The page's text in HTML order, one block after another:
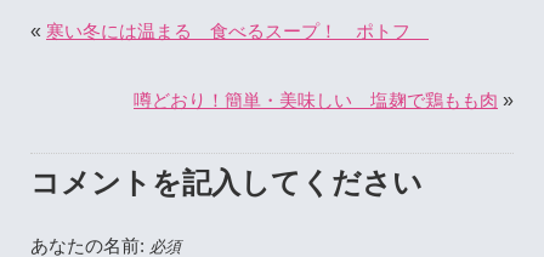
« 寒い冬には温まる 食べるスープ！ ポトフ
噂どおり！簡単・美味しい 塩麹で鶏もも肉 »
コメントを記入してください
あなたの名前: 必須